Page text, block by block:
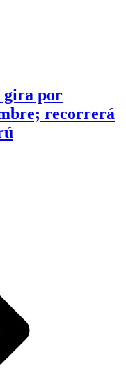
gira por
recorrerá